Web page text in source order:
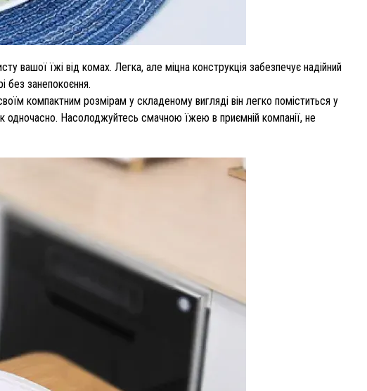
вашої їжі від комах. Легка, але міцна конструкція забезпечує надійний
без занепокоєння.
компактним розмірам у складеному вигляді він легко поміститься у
одночасно. Насолоджуйтесь смачною їжею в приємній компанії, не